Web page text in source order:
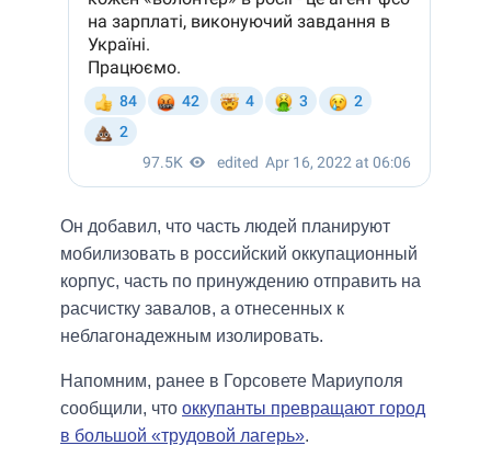
Он добавил, что часть людей планируют
мобилизовать в российский оккупационный
корпус, часть по принуждению отправить на
расчистку завалов, а отнесенных к
неблагонадежным изолировать.
Напомним, ранее в Горсовете Мариуполя
сообщили, что оккупанты превращают город
в большой «трудовой лагерь».